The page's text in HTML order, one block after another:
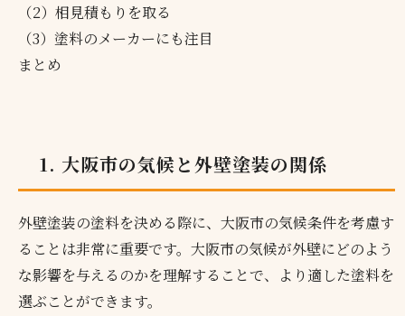
（2）相見積もりを取る
（3）塗料のメーカーにも注目
まとめ
1. 大阪市の気候と外壁塗装の関係
外壁塗装の塗料を決める際に、大阪市の気候条件を考慮す
ることは非常に重要です。大阪市の気候が外壁にどのよう
な影響を与えるのかを理解することで、より適した塗料を
選ぶことができます。